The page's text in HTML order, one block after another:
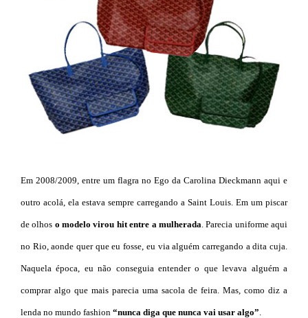
Em 2008/2009, entre um flagra no Ego da Carolina Dieckmann aqui e
outro acolá, ela estava sempre carregando a Saint Louis. Em um piscar
de olhos o modelo virou hit entre a mulherada . Parecia uniforme aqui
no Rio, aonde quer que eu fosse, eu via alguém carregando a dita cuja.
Naquela época, eu não conseguia entender o que levava alguém a
comprar algo que mais parecia uma sacola de feira. Mas, como diz a
lenda no mundo fashion “nunca diga que nunca vai usar algo”